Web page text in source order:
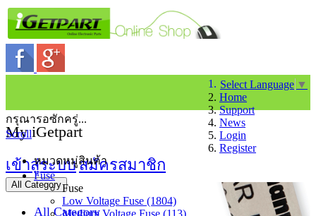
Select Language ▼
Home
Support
News
Login
Register
My iGetpart
เข้าสู่ระบบสมัครสมาชิก
All Category
All Category
กรุณารอซักครู่...
Scroll
หมวดหมู่สินค้า
Fuse
Fuse
Low Voltage Fuse (1804)
Medium Voltage Fuse (113)